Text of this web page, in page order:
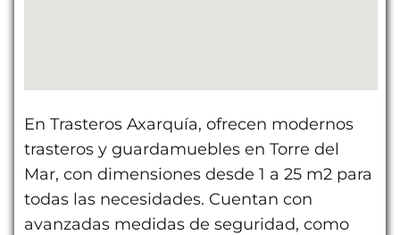
En Trasteros Axarquía, ofrecen modernos
trasteros y guardamuebles en Torre del
Mar, con dimensiones desde 1 a 25 m2 para
todas las necesidades. Cuentan con
avanzadas medidas de seguridad, como